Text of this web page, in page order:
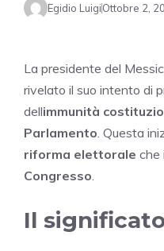
Egidio LuigiOttobre 2,
La presidente del
rivelato il suo intento di
dellimmunità
Parlamento. Questa
riforma elettorale che
Congresso.
Il